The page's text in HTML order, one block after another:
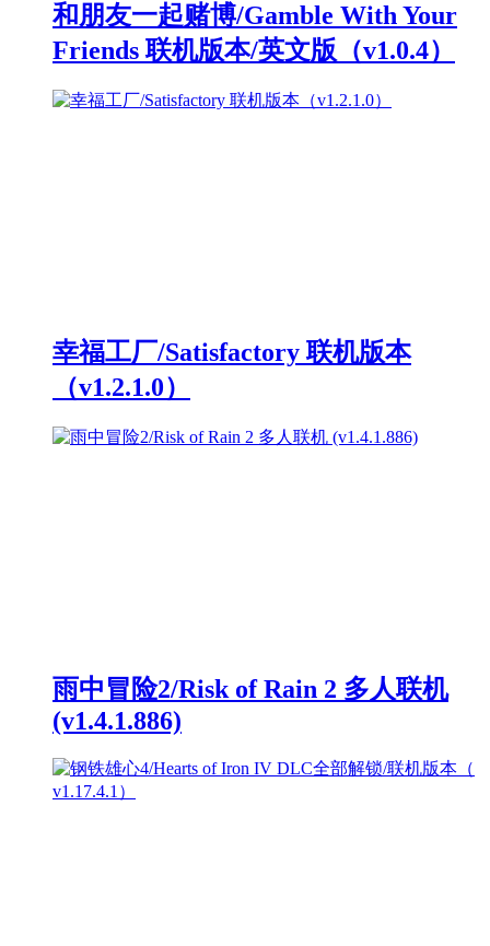
和朋友一起赌博/Gamble With Your
Friends 联机版本/英文版（v1.0.4）
幸福工厂/Satisfactory 联机版本
（v1.2.1.0）
雨中冒险2/Risk of Rain 2 多人联机
(v1.4.1.886)